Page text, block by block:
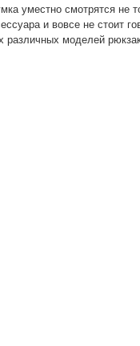
уместно смотрятся не
и вовсе не стоит
моделей